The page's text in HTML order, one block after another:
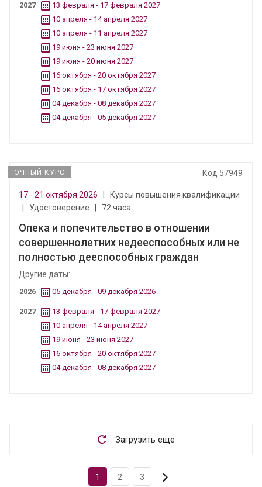
2027
13 февраля - 17 февраля 2027
10 апреля - 14 апреля 2027
10 апреля - 11 апреля 2027
19 июня - 23 июня 2027
19 июня - 20 июня 2027
16 октября - 20 октября 2027
16 октября - 17 октября 2027
04 декабря - 08 декабря 2027
04 декабря - 05 декабря 2027
ОЧНЫЙ КУРС Код 57949
17 - 21 октября 2026
Курсы повышения квалификации
Удостоверение 72 часа
Опека и попечительство в отношении
совершеннолетних недееспособных или не
полностью дееспособных граждан
Другие даты:
2026 05 декабря - 09 декабря 2026
2027
13 февраля - 17 февраля 2027
10 апреля - 14 апреля 2027
19 июня - 23 июня 2027
16 октября - 20 октября 2027
04 декабря - 08 декабря 2027
Загрузить еще
1 2 3